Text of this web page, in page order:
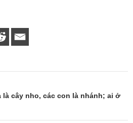
là cây nho, các con là nhánh; ai ở